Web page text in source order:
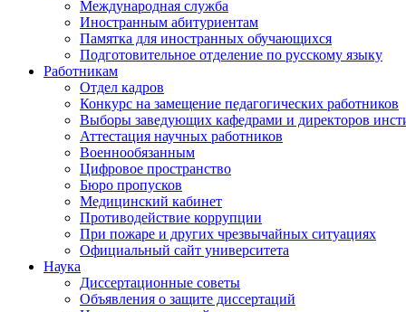
Международная служба
Иностранным абитуриентам
Памятка для иностранных обучающихся
Подготовительное отделение по русскому языку
Работникам
Отдел кадров
Конкурс на замещение педагогических работников
Выборы заведующих кафедрами и директоров
Аттестация научных работников
Военнообязанным
Цифровое пространство
Бюро пропусков
Медицинский кабинет
Противодействие коррупции
При пожаре и других чрезвычайных ситуациях
Официальный сайт университета
Наука
Диссертационные советы
Объявления о защите диссертаций